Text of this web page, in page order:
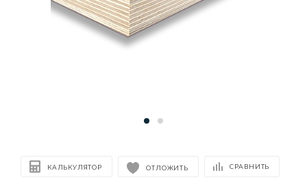
КАЛЬКУЛЯТОР ОТЛОЖИТЬ СРАВНИТЬ